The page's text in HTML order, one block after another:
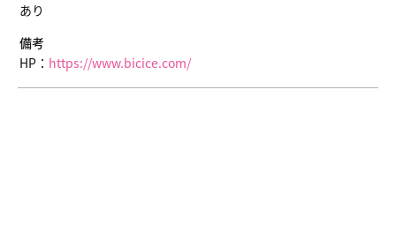
あり
備考
HP： https://www.bicice.com/